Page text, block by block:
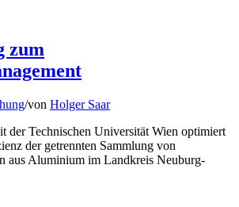
zum
/von Holger Saar
der Technischen Universität Wien optimiert
der getrennten Sammlung von
aus Aluminium im Landkreis Neuburg-